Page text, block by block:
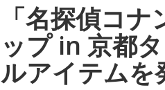
「名探偵コ
ップ in 京都
ルアイテムを